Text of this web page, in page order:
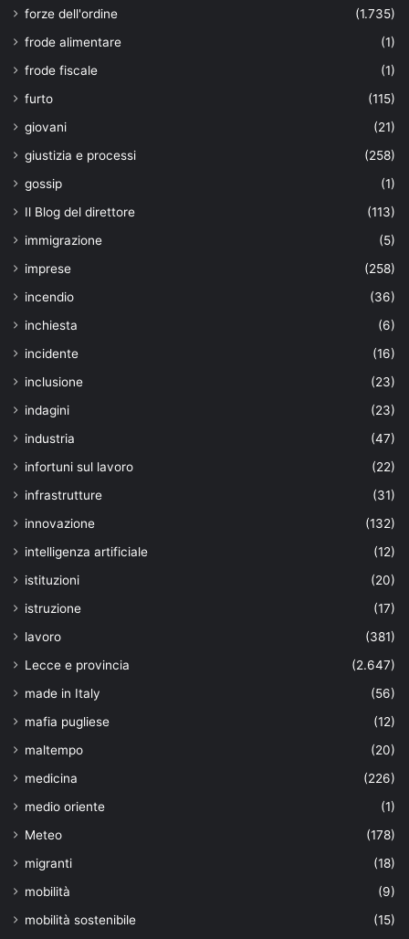
forze dell'ordine
(1.735)
frode alimentare
(1)
frode fiscale
(1)
furto
(115)
giovani
(21)
giustizia e processi
(258)
gossip
(1)
Il Blog del direttore
(113)
immigrazione
(5)
imprese
(258)
incendio
(36)
inchiesta
(6)
incidente
(16)
inclusione
(23)
indagini
(23)
industria
(47)
infortuni sul lavoro
(22)
infrastrutture
(31)
innovazione
(132)
intelligenza artificiale
(12)
istituzioni
(20)
istruzione
(17)
lavoro
(381)
Lecce e provincia
(2.647)
made in Italy
(56)
mafia pugliese
(12)
maltempo
(20)
medicina
(226)
medio oriente
(1)
Meteo
(178)
migranti
(18)
mobilità
(9)
mobilità sostenibile
(15)